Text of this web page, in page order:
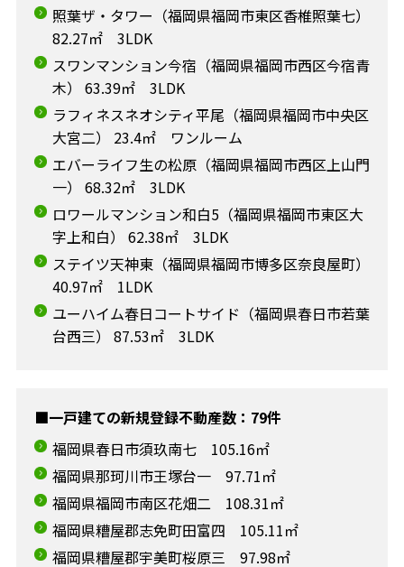
照葉ザ・タワー（福岡県福岡市東区香椎照葉七）
82.27㎡ 3LDK
スワンマンション今宿（福岡県福岡市西区今宿青
木） 63.39㎡ 3LDK
ラフィネスネオシティ平尾（福岡県福岡市中央区
大宮二） 23.4㎡ ワンルーム
エバーライフ生の松原（福岡県福岡市西区上山門
一） 68.32㎡ 3LDK
ロワールマンション和白5（福岡県福岡市東区大
字上和白） 62.38㎡ 3LDK
ステイツ天神東（福岡県福岡市博多区奈良屋町）
40.97㎡ 1LDK
ユーハイム春日コートサイド（福岡県春日市若葉
台西三） 87.53㎡ 3LDK
■一戸建ての新規登録不動産数：79件
福岡県春日市須玖南七 105.16㎡
福岡県那珂川市王塚台一 97.71㎡
福岡県福岡市南区花畑二 108.31㎡
福岡県糟屋郡志免町田富四 105.11㎡
福岡県糟屋郡宇美町桜原三 97.98㎡